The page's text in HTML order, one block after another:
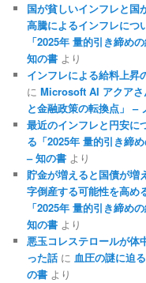
国が貧しいインフレと国
高騰によるインフレにつ
「2025年 量的引き締め
知の書 より
インフレによる給料上昇
にMicrosoft AI アクアさ
と金融政策の転換点」 –
最近のインフレと円安に
る「2025年 量的引き締
– 知の書 より
貯金が増えると国債が増
字倒産する可能性を高め
「2025年 量的引き締め
知の書 より
悪玉コレステロールが体
った話 に血圧の謎に迫
の書 より